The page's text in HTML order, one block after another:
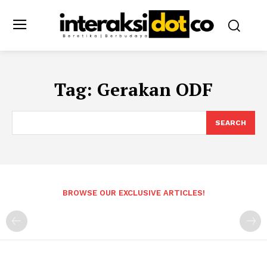
Tag: Gerakan ODF
SEARCH
BROWSE OUR EXCLUSIVE ARTICLES!